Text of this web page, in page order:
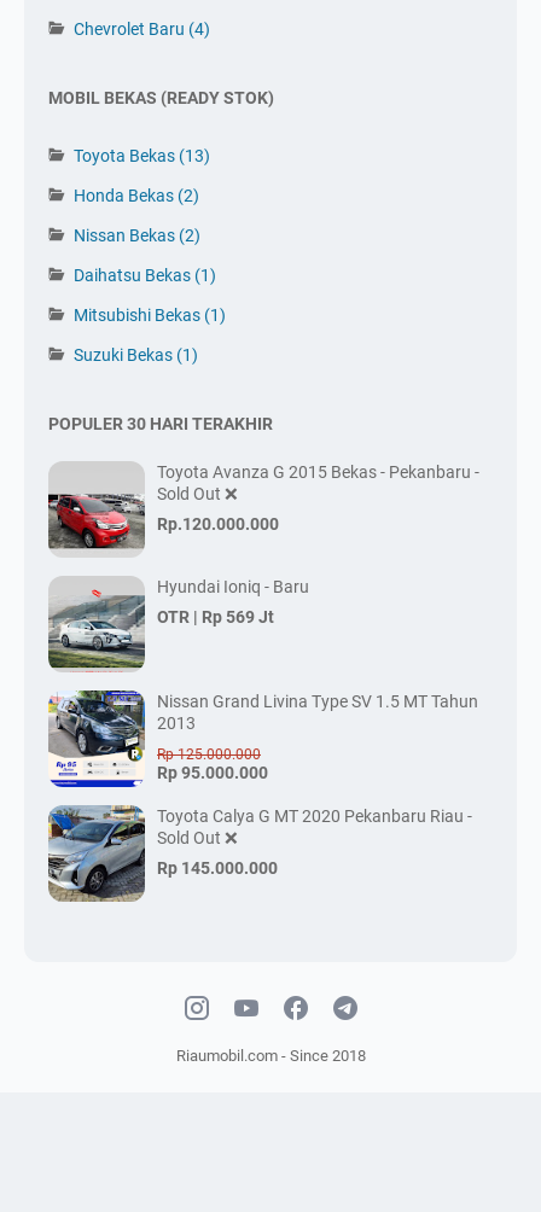
Chevrolet Baru (4)
MOBIL BEKAS (READY STOK)
Toyota Bekas (13)
Honda Bekas (2)
Nissan Bekas (2)
Daihatsu Bekas (1)
Mitsubishi Bekas (1)
Suzuki Bekas (1)
POPULER 30 HARI TERAKHIR
Toyota Avanza G 2015 Bekas - Pekanbaru -
Sold Out ❌
Rp.120.000.000
Hyundai Ioniq - Baru
OTR | Rp 569 Jt
Nissan Grand Livina Type SV 1.5 MT Tahun
2013
Rp 125.000.000
Rp 95.000.000
Toyota Calya G MT 2020 Pekanbaru Riau -
Sold Out ❌
Rp 145.000.000
Riaumobil.com - Since 2018